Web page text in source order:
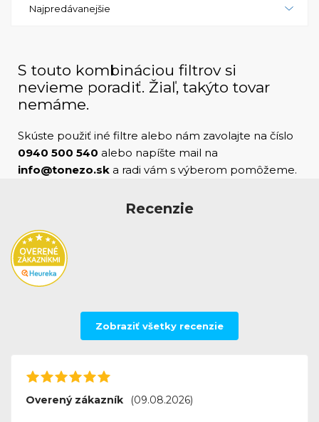
zaostrení. Táto funkcia je veľmi užitočná, pretože
kompatibilná s rôznymi typmi fotopapiera, čo
umožňuje vytvárať fotografie s rôznymi efektmi a
textúrami. Celkovo je tlačiareň HP PhotoSmart A716
vynikajúcim zariadením pre tých, ktorí si chcú
vytlačiť svoje fotografie v profesionálnej kvalite bez
toho, aby museli navštevovať fotošhop. S jej
kompaktným dizajnom, vysokou kvalitou tlače a
či tlačíte rodinné fotky, dovolenkové zábery alebo
umenie na plátne, tlačiareň HP PhotoSmart A716
vám poskytne výsledky, ktoré vás ohromia. Získajte si
tlačiareň HP PhotoSmart A716 a zažite svet
fotografie tak, ako ste si to nikdy nedokázali
vytvárať a tlačiť svoje obľúbené snímky s lepším
výsledkom a jednoduchosťou, akú ste si kedy
skutočným klenotom pre každého fotografického
nadšenca a jednou z najlepších voľieb na trhu.
Najpredávanejšie
S touto kombináciou filtrov si
nevieme poradiť. Žiaľ, takýto tovar
nemáme.
Skúste použiť iné filtre alebo nám zavolajte na číslo
0940 500 540 alebo napíšte mail na
info@tonezo.sk a radi vám s výberom pomôžeme.
Recenzie
Zobraziť všetky recenzie
Overený zákazník (09.08.2026)